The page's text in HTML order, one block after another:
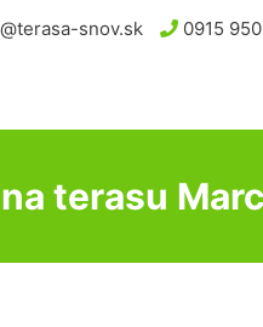
snov.sk 0915
terasu